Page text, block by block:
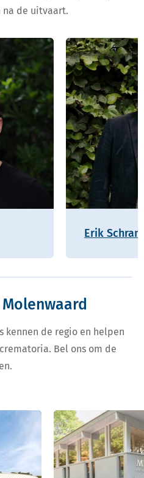
na de uitvaart.
Erik
kennen de regio en helpen
Bel ons om de